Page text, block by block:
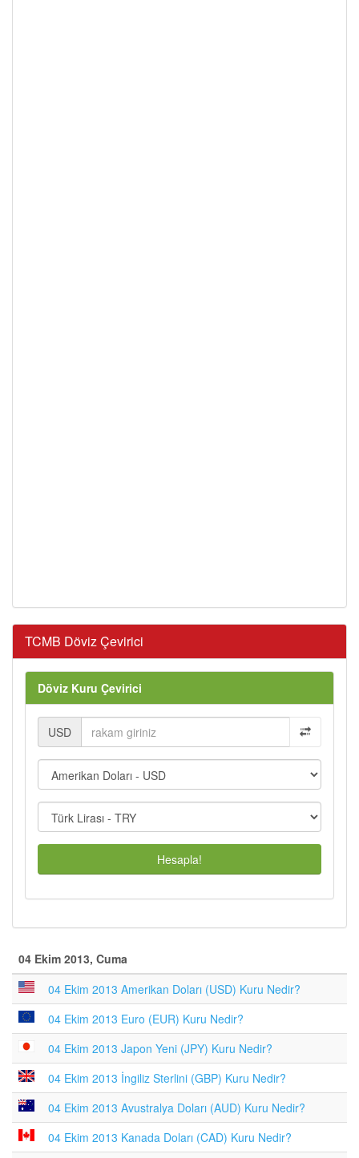
TCMB Döviz Çevirici
Döviz Kuru Çevirici
USD
Hesapla!
04 Ekim 2013, Cuma
04 Ekim 2013 Amerikan Doları (USD) Kuru Nedir?
04 Ekim 2013 Euro (EUR) Kuru Nedir?
04 Ekim 2013 Japon Yeni (JPY) Kuru Nedir?
04 Ekim 2013 İngiliz Sterlini (GBP) Kuru Nedir?
04 Ekim 2013 Avustralya Doları (AUD) Kuru Nedir?
04 Ekim 2013 Kanada Doları (CAD) Kuru Nedir?